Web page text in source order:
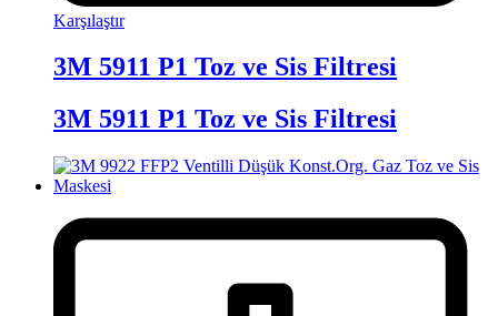
Karşılaştır
3M 5911 P1 Toz ve Sis Filtresi
3M 5911 P1 Toz ve Sis Filtresi